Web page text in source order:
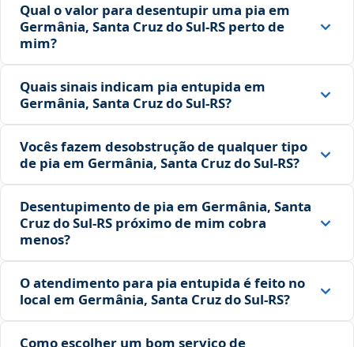
Qual o valor para desentupir uma pia em
Germânia, Santa Cruz do Sul‑RS perto de
mim?
Quais sinais indicam pia entupida em
Germânia, Santa Cruz do Sul‑RS?
Vocês fazem desobstrução de qualquer tipo
de pia em Germânia, Santa Cruz do Sul‑RS?
Desentupimento de pia em Germânia, Santa
Cruz do Sul‑RS próximo de mim cobra
menos?
O atendimento para pia entupida é feito no
local em Germânia, Santa Cruz do Sul‑RS?
Como escolher um bom serviço de